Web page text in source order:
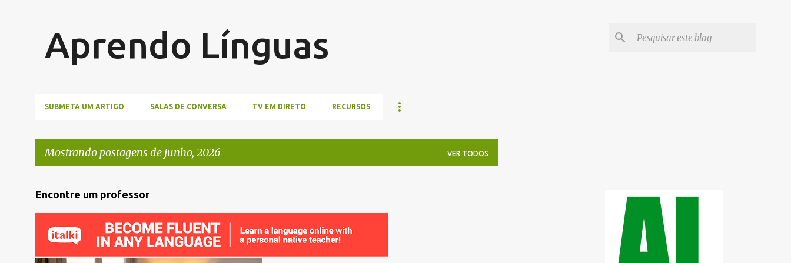
Aprendo Línguas
SUBMETA UM ARTIGO SALAS DE CONVERSA TV EM DIRETO RECURSOS
Mostrando postagens de junho, 2026 VER TODOS
P
o
Encontre um professor